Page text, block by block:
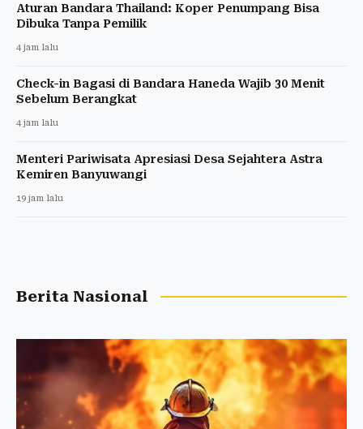
Aturan Bandara Thailand: Koper Penumpang Bisa
Dibuka Tanpa Pemilik
4 jam lalu
Check-in Bagasi di Bandara Haneda Wajib 30 Menit
Sebelum Berangkat
4 jam lalu
Menteri Pariwisata Apresiasi Desa Sejahtera Astra
Kemiren Banyuwangi
19 jam lalu
Berita Nasional